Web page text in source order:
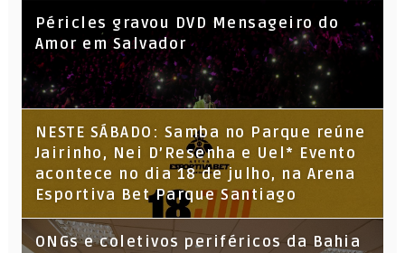
Péricles gravou DVD Mensageiro do
Amor em Salvador
NESTE SÁBADO: Samba no Parque reúne
Jairinho, Nei D’Resenha e Uel* Evento
acontece no dia 18 de julho, na Arena
Esportiva Bet Parque Santiago
ONGs e coletivos periféricos da Bahia